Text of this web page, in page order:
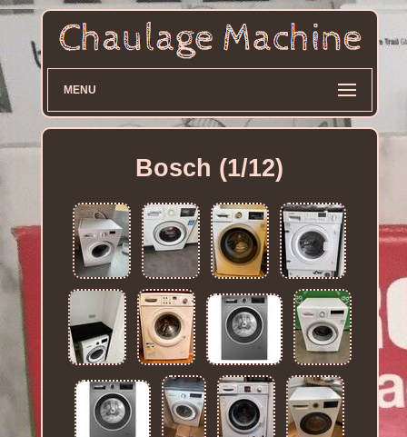
MENU
Bosch (1/12)